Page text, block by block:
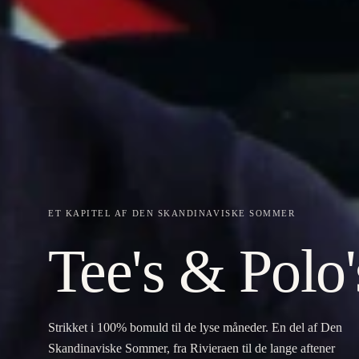
ET KAPITEL AF DEN SKANDINAVISKE SOMMER
Tee's &
Strikket i 100% bomuld til de lyse måneder. En del af Den
Skandinaviske Sommer, fra Rivieraen til de lange aftener